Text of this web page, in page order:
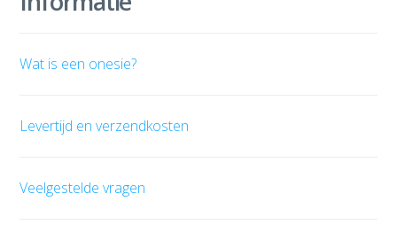
Wat is een onesie?
Levertijd en verzendkosten
Veelgestelde vragen